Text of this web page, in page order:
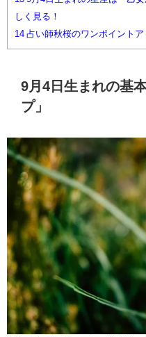
しく見る！
14 占い師秋桜のワンポイントア
9月4日生まれの基
プ」